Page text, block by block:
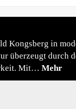
Kongsberg in
überzeugt durch
Mit… Mehr